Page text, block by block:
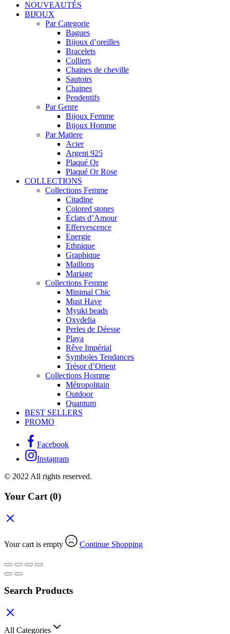
NOUVEAUTÉS
BIJOUX
Par Categorie
Bagues
Bijoux d’oreilles
Bracelets
Colliers
Chaines de cheville
Sautoirs
Chaines
Pendentifs
Par Genre
Bijoux Femme
Bijoux Homme
Par Matiere
Acier
Argent 925
Plaqué Or
Plaqué Or Rose
COLLECTIONS
Collections Femme
Citadine
Colored stones
Éclats d’Amour
Effervescence
Energie
Ethnique
Graphique
Maillons
Mariage
Collections Femme
Minimal Chic
Must Have
Myuki beads
Oxydelia
Perles de Déesse
Playa
Rêve Impérial
Symboles Tendances
Trésor d’Orient
Collections Homme
Métropolitain
Outdoor
Quantum
BEST SELLERS
PROMO
Facebook
Instagram
© 2022 All rights reserved.
Your Cart (0)
Your cart is empty Continue Shopping
Search Products
All Categories